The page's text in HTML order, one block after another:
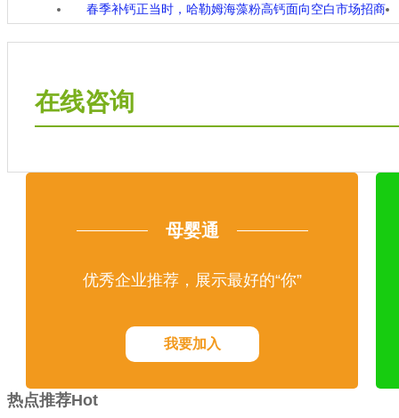
春季补钙正当时，哈勒姆海藻粉高钙面向空白市场招商
在线咨询
母婴通
优秀企业推荐，展示最好的“你”
我要加入
热点推荐Hot